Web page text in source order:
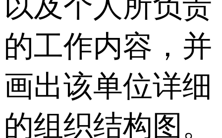
的工作内容，并
画出该单位详细
的组织结构图。